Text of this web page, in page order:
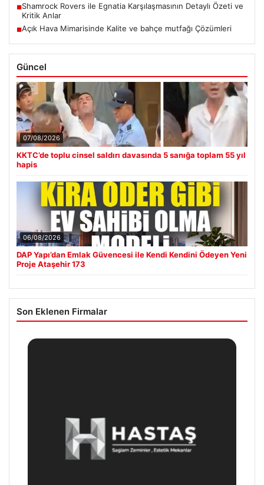
■Shamrock Rovers ile Egnatia Karşılaşmasının Detaylı Özeti ve
Kritik Anlar
■Açık Hava Mimarisinde Kalite ve bahçe mutfağı Çözümleri
Güncel
07/08/2026
KKTC’de toplu cinsel saldırı davasında 5 sanığa toplam 55 yıl
hapis
06/08/2026
DAP Yapı’dan Emlak Güvencesi ile Kendi Kendini Ödeyen Yeni
Proje Ataşehir 173
Son Eklenen Firmalar